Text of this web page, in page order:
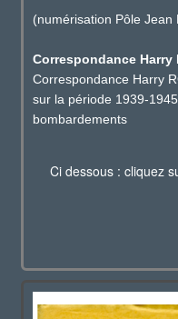
(numérisation Pôle Jean
Correspondance Harry
Correspondance Harry
sur la période 1939-
bombardements
Ci dessous : cliquez